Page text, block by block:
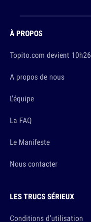
À PROPOS
Topito.com devient 10h26
A propos de nous
L'équipe
La FAQ
Le Manifeste
Nous contacter
LES TRUCS SÉRIEUX
Conditions d'utilisation